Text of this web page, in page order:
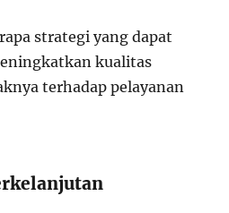
strategi yang dapat
kualitas
terhadap pelayanan